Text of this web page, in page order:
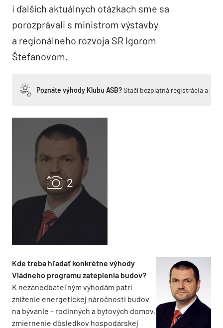
i ďalších aktuálnych otázkach sme sa
porozprávali s ministrom výstavby
a regionálneho rozvoja SR Igorom
Štefanovom.
Poznáte výhody Klubu ASB?Stačí bezplatná registrácia a
Kde treba hľadať konkrétne výhody
Vládneho programu zateplenia budov?
K nezanedbateľným výhodám patrí
zníženie energetickej náročnosti budov
na bývanie – rodinných a bytových domov,
zmiernenie dôsledkov hospodárskej